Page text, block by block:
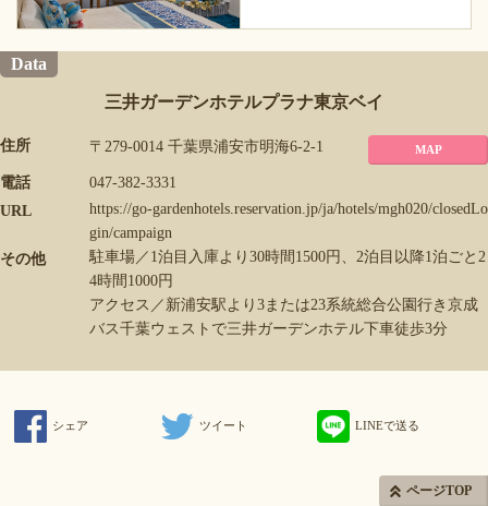
Data
三井ガーデンホテルプラナ東京ベイ
住所 〒279-0014 千葉県浦安市明海6-2-1 MAP
電話
047-382-3331
URL
https://go-gardenhotels.reservation.jp/ja/hotels/mgh020/closedLo
gin/campaign
その他
駐車場／1泊目入庫より30時間1500円、2泊目以降1泊ごと2
4時間1000円
アクセス／新浦安駅より3または23系統総合公園行き京成
バス千葉ウェストで三井ガーデンホテル下車徒歩3分
シェア ツイート LINEで送る
ページTOP